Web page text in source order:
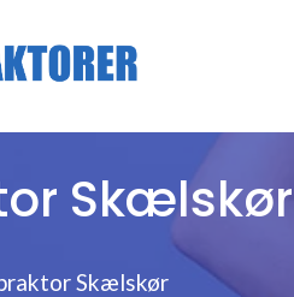
Skælskør
Skælskør